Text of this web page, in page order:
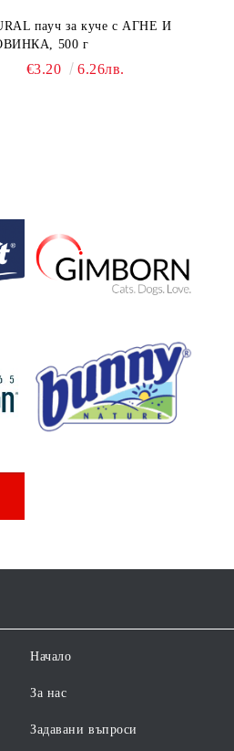
пауч за куче с АГНЕ И
500 г
€3.20 6.26лв.
Начало
За нас
Задавани въпроси